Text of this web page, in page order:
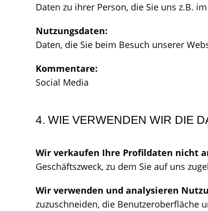
Daten zu ihrer Person, die Sie uns z.B.
Nutzungsdaten:
Daten, die Sie beim Besuch unserer
Kommentare:
Social Media
4. WIE VERWENDEN WIR DIE
Wir verkaufen Ihre Profildaten nicht
Geschäftszweck, zu dem Sie auf uns
Wir verwenden und analysieren
zuzuschneiden, die Benutzeroberfläche